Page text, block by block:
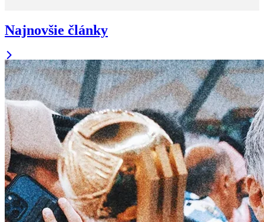
Najnovšie články